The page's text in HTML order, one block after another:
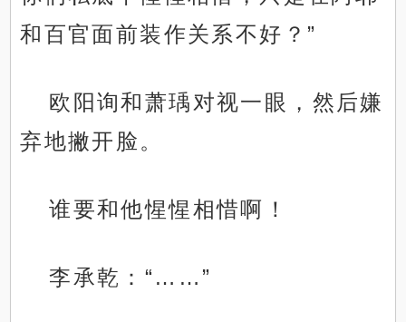
和百官面前装作关系不好？”
欧阳询和萧瑀对视一眼，然后嫌
弃地撇开脸。
谁要和他惺惺相惜啊！
李承乾：“……”